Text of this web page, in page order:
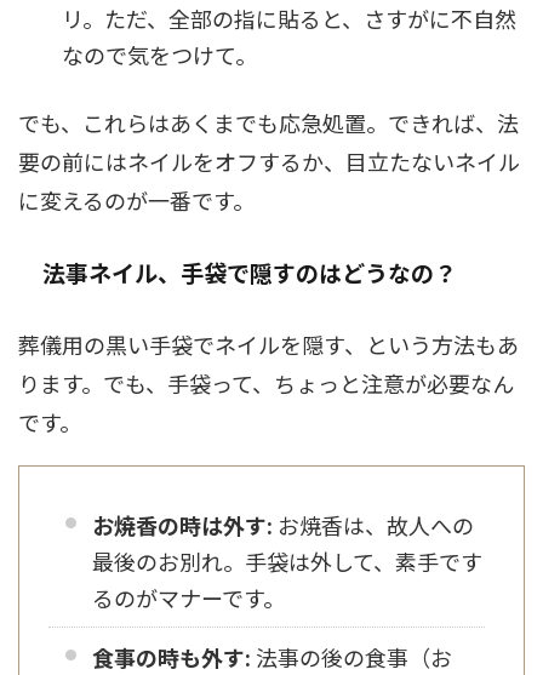
リ。ただ、全部の指に貼ると、さすがに不自然
なので気をつけて。
でも、これらはあくまでも応急処置。できれば、法
要の前にはネイルをオフするか、目立たないネイル
に変えるのが一番です。
法事ネイル、手袋で隠すのはどうなの？
葬儀用の黒い手袋でネイルを隠す、という方法もあ
ります。でも、手袋って、ちょっと注意が必要なん
です。
お焼香の時は外す: お焼香は、故人への
最後のお別れ。手袋は外して、素手です
るのがマナーです。
食事の時も外す: 法事の後の食事（お